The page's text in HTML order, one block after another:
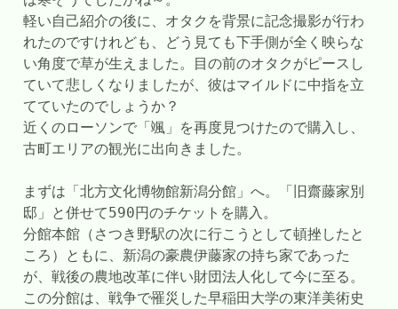
軽い自己紹介の後に、オタクを背景に記念撮影が行わ
れたのですけれども、どう見ても下手側が全く映らな
い角度で草が生えました。目の前のオタクがピースし
ていて悲しくなりましたが、彼はマイルドに中指を立
てていたのでしょうか？
近くのローソンで「颯」を再度見つけたので購入し、
古町エリアの観光に出向きました。
まずは「北方文化博物館新潟分館」へ。「旧齋藤家別
邸」と併せて590円のチケットを購入。
分館本館（さつき野駅の次に行こうとして頓挫したと
ころ）ともに、新潟の豪農伊藤家の持ち家であった
が、戦後の農地改革に伴い財団法人化して今に至る。
この分館は、戦争で罹災した早稲田大学の東洋美術史